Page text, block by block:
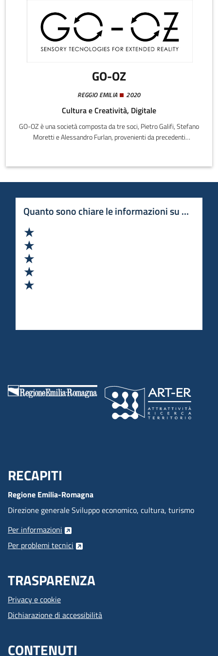
GO-OZ
REGGIO EMILIA 2020
Cultura e Creatività, Digitale
GO-OZ è una società composta da tre soci, Pietro Galifi, Stefano
Moretti e Alessandro Furlan, provenienti da precedenti
sistemi e contenuti per la Realtà Virtuale, ramo tecnologico
perseguito da ormai più di 35 anni.
Quanto sono chiare le informazioni su questa
Menu Footer
RECAPITI
Regione Emilia-Romagna
Direzione generale Sviluppo economico, cultura, turismo
Per informazioni
Per problemi tecnici
TRASPARENZA
Privacy e cookie
Dichiarazione di accessibilità
CONTENUTI